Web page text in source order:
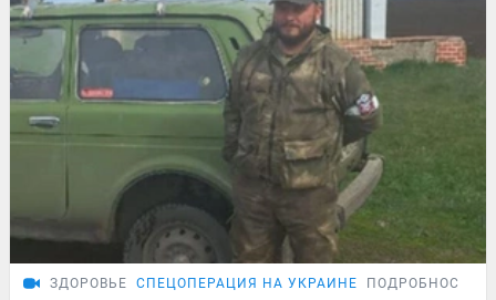
ЗДОРОВЬЕ СПЕЦОПЕРАЦИЯ НА УКРАИНЕ ПОДРОБНОСТИ